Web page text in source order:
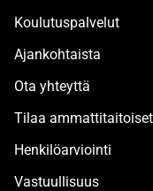
Koulutuspalvelut
Ajankohtaista
Ota yhteyttä
Tilaa
Henkilöarviointi
Vastuullisuus